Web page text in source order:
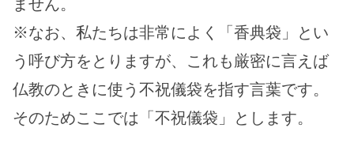
ません。
※なお、私たちは非常によく「香典袋」とい
う呼び方をとりますが、これも厳密に言えば
仏教のときに使う不祝儀袋を指す言葉です。
そのためここでは「不祝儀袋」とします。